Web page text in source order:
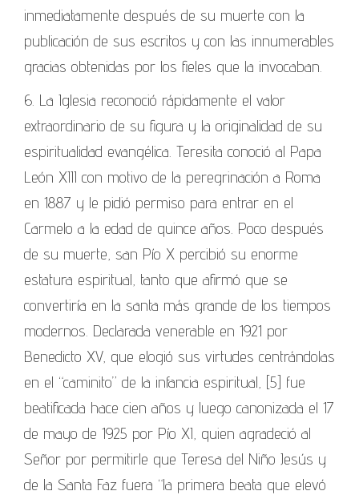
inmediatamente después de su muerte con la
publicación de sus escritos y con las innumerables
gracias obtenidas por los fieles que la invocaban.
6. La Iglesia reconoció rápidamente el valor
extraordinario de su figura y la originalidad de su
espiritualidad evangélica. Teresita conoció al Papa
León XIII con motivo de la peregrinación a Roma
en 1887 y le pidió permiso para entrar en el
Carmelo a la edad de quince años. Poco después
de su muerte, san Pío X percibió su enorme
estatura espiritual, tanto que afirmó que se
convertiría en la santa más grande de los tiempos
modernos. Declarada venerable en 1921 por
Benedicto XV, que elogió sus virtudes centrándolas
en el “caminito” de la infancia espiritual, [5] fue
beatificada hace cien años y luego canonizada el 17
de mayo de 1925 por Pío XI, quien agradeció al
Señor por permitirle que Teresa del Niño Jesús y
de la Santa Faz fuera “la primera beata que elevó